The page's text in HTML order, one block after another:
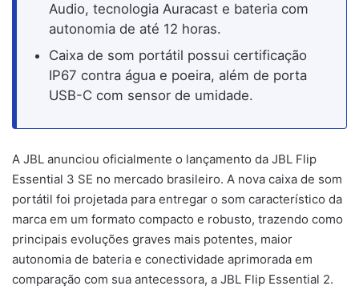
Audio, tecnologia Auracast e bateria com
autonomia de até 12 horas.
Caixa de som portátil possui certificação
IP67 contra água e poeira, além de porta
USB-C com sensor de umidade.
A JBL anunciou oficialmente o lançamento da JBL Flip
Essential 3 SE no mercado brasileiro. A nova caixa de som
portátil foi projetada para entregar o som característico da
marca em um formato compacto e robusto, trazendo como
principais evoluções graves mais potentes, maior
autonomia de bateria e conectividade aprimorada em
comparação com sua antecessora, a JBL Flip Essential 2.